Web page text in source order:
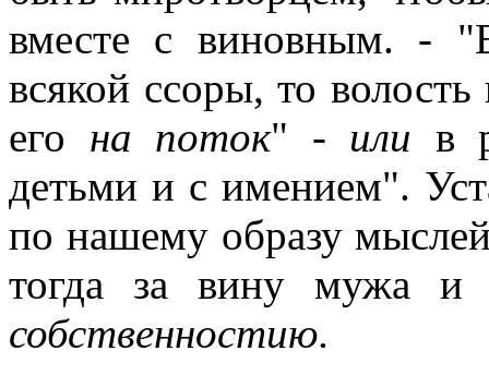
вместе с виновным. -
всякой ссоры, то
его на поток" - или в
детьми и с имением".
по нашему образу
тогда за вину мужа и
собственностию.